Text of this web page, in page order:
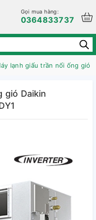
Gọi mua hàng:
0364833737
lạnh giấu trần nối ống gió
gió Daikin